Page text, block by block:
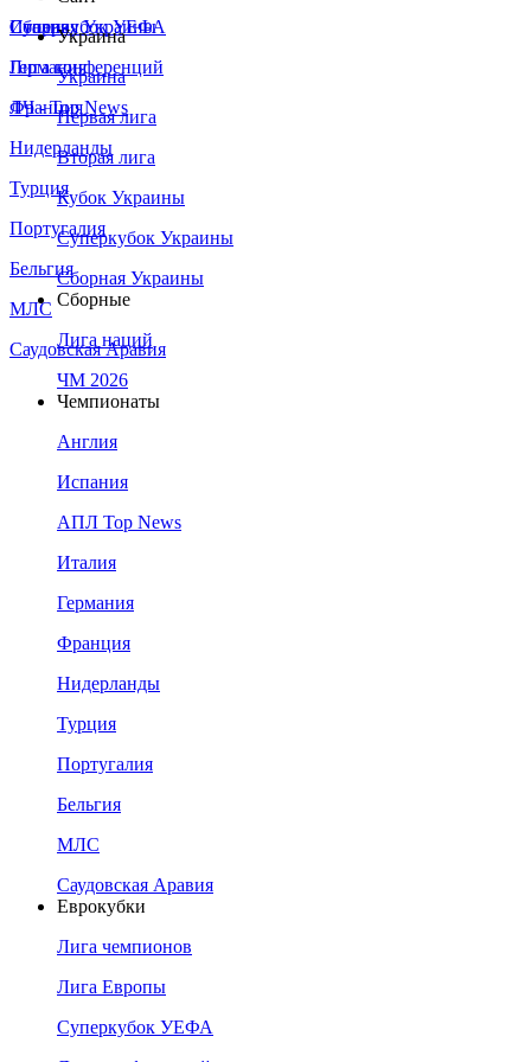
Сборная Украины
Италия
Германия
Франция
Нидерланды
Турция
Португалия
Бельгия
МЛС
Саудовская Аравия
Суперкубок УЕФА
Лига конференций
ЛЧ - Top News
Украина
Украина
Первая лига
Вторая лига
Кубок Украины
Суперкубок Украины
Сборная Украины
Сборные
Лига наций
ЧМ 2026
Чемпионаты
Англия
Испания
АПЛ Top News
Италия
Германия
Франция
Нидерланды
Турция
Португалия
Бельгия
МЛС
Саудовская Аравия
Еврокубки
Лига чемпионов
Лига Европы
Суперкубок УЕФА